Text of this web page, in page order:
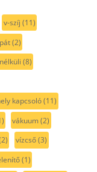
v-szíj (11)
(2)
(8)
kapcsoló(11)
vákuum(2)
vízcső(3)
(1)